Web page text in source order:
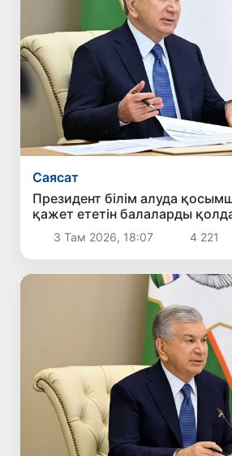
Саясат
Президент білім алуда
қажет ететін балаларды
бағытталған ұсыныстармен
3 Там 2026, 18:07 4 221